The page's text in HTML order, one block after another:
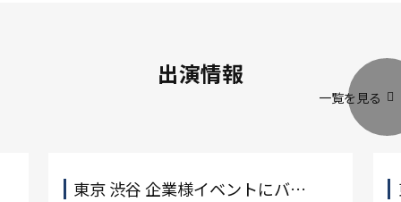
出演情報
一覧を見る
東京 渋谷 企業様イベントにバ…